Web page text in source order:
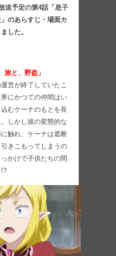
送予定の第4話「息子
のあらすじ・場⾯カ
した。
旅と、野盗」
営が終了していたこ
にかつての仲間はい
むケーナのもとを長
しかし彼の変態的な
触れ、ケーナは遮断
きこもってしまうの
かけで子供たちの間